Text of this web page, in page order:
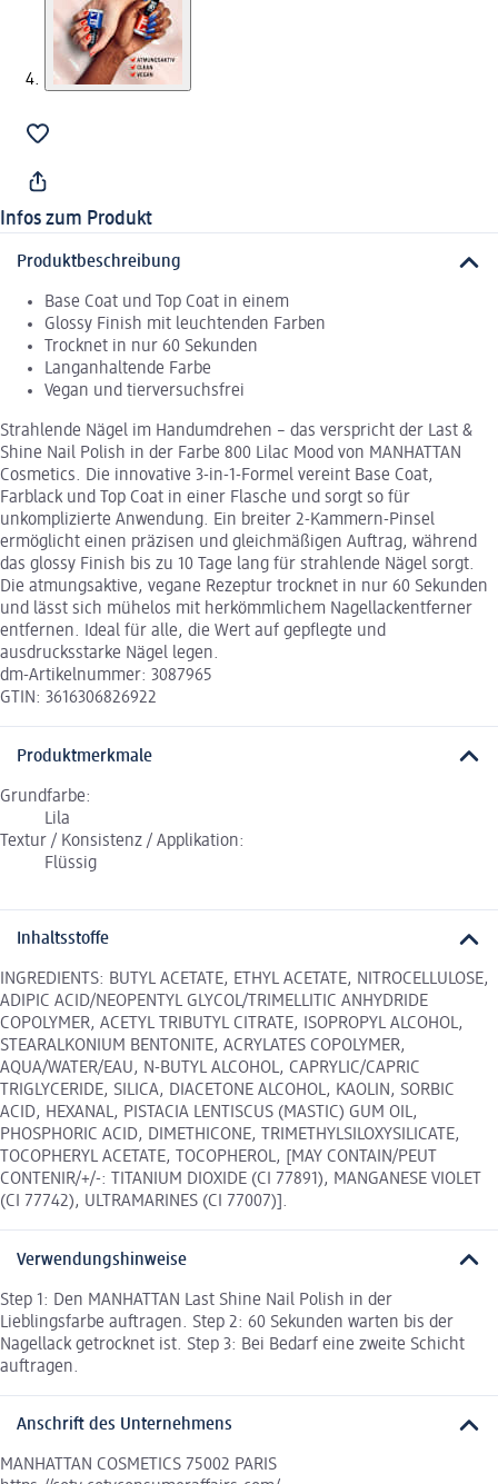
Infos zum Produkt
Produktbeschreibung
Base Coat und Top Coat in einem
Glossy Finish mit leuchtenden Farben
Trocknet in nur 60 Sekunden
Langanhaltende Farbe
Vegan und tierversuchsfrei
Strahlende Nägel im Handumdrehen – das verspricht der Last &
Shine Nail Polish in der Farbe 800 Lilac Mood von MANHATTAN
Cosmetics. Die innovative 3-in-1-Formel vereint Base Coat,
Farblack und Top Coat in einer Flasche und sorgt so für
unkomplizierte Anwendung. Ein breiter 2-Kammern-Pinsel
ermöglicht einen präzisen und gleichmäßigen Auftrag, während
das glossy Finish bis zu 10 Tage lang für strahlende Nägel sorgt.
Die atmungsaktive, vegane Rezeptur trocknet in nur 60 Sekunden
und lässt sich mühelos mit herkömmlichem Nagellackentferner
entfernen. Ideal für alle, die Wert auf gepflegte und
ausdrucksstarke Nägel legen.
dm-Artikelnummer: 3087965
GTIN: 3616306826922
Produktmerkmale
Grundfarbe:
Lila
Textur / Konsistenz / Applikation:
Flüssig
Inhaltsstoffe
INGREDIENTS: BUTYL ACETATE, ETHYL ACETATE, NITROCELLULOSE,
ADIPIC ACID/NEOPENTYL GLYCOL/TRIMELLITIC ANHYDRIDE
COPOLYMER, ACETYL TRIBUTYL CITRATE, ISOPROPYL ALCOHOL,
STEARALKONIUM BENTONITE, ACRYLATES COPOLYMER,
AQUA/WATER/EAU, N-BUTYL ALCOHOL, CAPRYLIC/CAPRIC
TRIGLYCERIDE, SILICA, DIACETONE ALCOHOL, KAOLIN, SORBIC
ACID, HEXANAL, PISTACIA LENTISCUS (MASTIC) GUM OIL,
PHOSPHORIC ACID, DIMETHICONE, TRIMETHYLSILOXYSILICATE,
TOCOPHERYL ACETATE, TOCOPHEROL, [MAY CONTAIN/PEUT
CONTENIR/+/-: TITANIUM DIOXIDE (CI 77891), MANGANESE VIOLET
(CI 77742), ULTRAMARINES (CI 77007)].
Verwendungshinweise
Step 1: Den MANHATTAN Last Shine Nail Polish in der
Lieblingsfarbe auftragen. Step 2: 60 Sekunden warten bis der
Nagellack getrocknet ist. Step 3: Bei Bedarf eine zweite Schicht
auftragen.
Anschrift des Unternehmens
MANHATTAN COSMETICS 75002 PARIS